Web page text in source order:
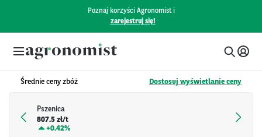
Poznaj korzyści Agronomist i
zarejestruj się!
Średnie ceny zbóż Dostosuj wyświetlanie ceny
Pszenica
807.5 zł/t
+0.42%